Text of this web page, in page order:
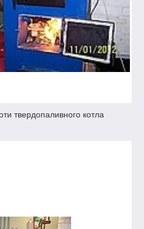
твердопаливного котла